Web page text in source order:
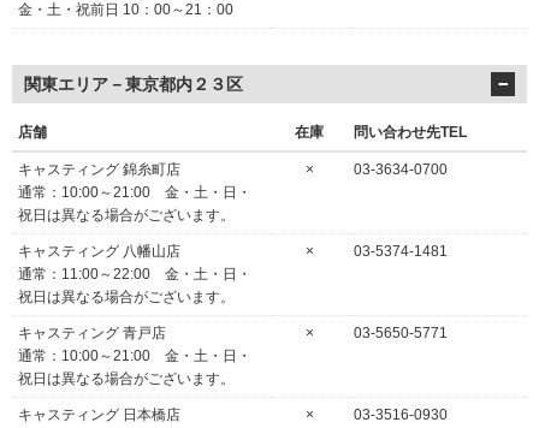
金・土・祝前日 10：00～21：00
関東エリア－東京都内２３区
店舗 在庫 問い合わせ先TEL
キャスティング 錦糸町店
通常：10:00～21:00 金・土・日・
祝日は異なる場合がございます。
× 03-3634-0700
キャスティング 八幡山店
通常：11:00～22:00 金・土・日・
祝日は異なる場合がございます。
× 03-5374-1481
キャスティング 青戸店
通常：10:00～21:00 金・土・日・
祝日は異なる場合がございます。
× 03-5650-5771
キャスティング 日本橋店
× 03-3516-0930